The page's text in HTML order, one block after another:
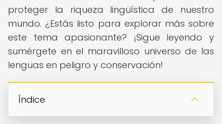
proteger la riqueza lingüística de nuestro
mundo. ¿Estás listo para explorar más sobre
este tema apasionante? ¡Sigue leyendo y
sumérgete en el maravilloso universo de las
lenguas en peligro y conservación!
Índice